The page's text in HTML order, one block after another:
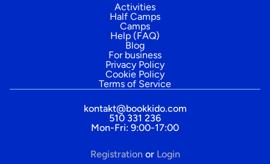
Activities
Half Camps
Camps
Help (FAQ)
Blog
For business
Privacy Policy
Cookie Policy
Terms of Service
kontakt@bookkido.com
510 331 236
Mon-Fri: 9:00-17:00
Registration or Login